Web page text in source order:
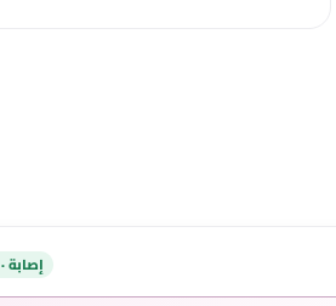
إصابة · 2 مللي ث